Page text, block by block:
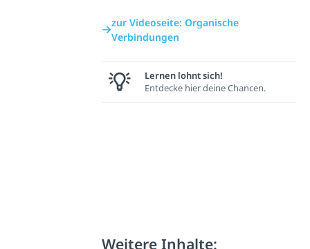
zur Videoseite: Organische
Verbindungen
Lernen lohnt sich!
Entdecke hier deine Chancen.
Weitere Inhalte: